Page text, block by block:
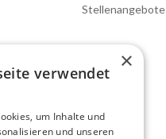
Stellenangebote
×
verwendet
um Inhalte und
und unseren